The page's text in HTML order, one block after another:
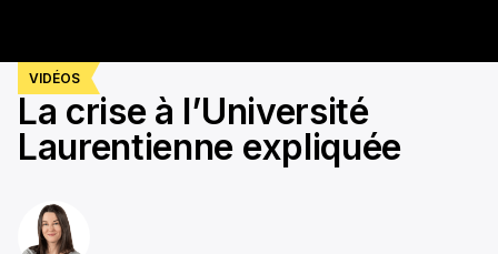
VIDÉOS
La crise à l’Université
Laurentienne expliquée